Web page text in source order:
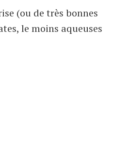
(ou de très bonnes
le moins aqueuses